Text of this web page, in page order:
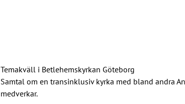
Temakväll i Betlehemskyrkan Göteborg
Samtal om en transinklusiv kyrka med bland andra
medverkar.